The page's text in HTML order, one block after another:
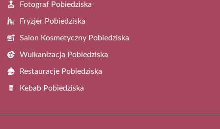
Fotograf Pobiedziska
Fryzjer Pobiedziska
Salon Kosmetyczny Pobiedziska
Wulkanizacja Pobiedziska
Restauracje Pobiedziska
Kebab Pobiedziska